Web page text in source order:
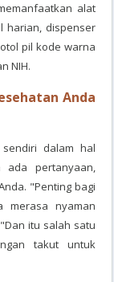
alat
harian, dispenser
pil kode warna
NIH.
Anda
dalam hal
ada pertanyaan,
"Penting bagi
merasa nyaman
itu salah satu
takut untuk